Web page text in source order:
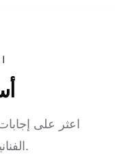
اعثر على
الفنانين بالذكاء الاصطناعي.